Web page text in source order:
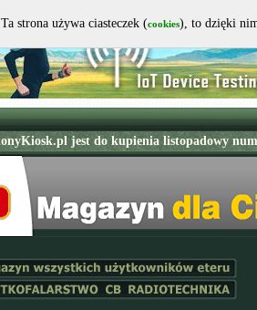
Ta strona używa ciasteczek (cookies), to dzięki